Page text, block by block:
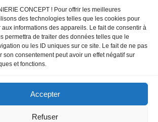
CONCEPT ! Pour offrir les meilleures
des technologies telles que les cookies pour
aux informations des appareils. Le fait de consentir à
permettra de traiter des données telles que le
ou les ID uniques sur ce site. Le fait de ne pas
son consentement peut avoir un effet négatif sur
et fonctions.
Accepter
Refuser
supplémentaire :